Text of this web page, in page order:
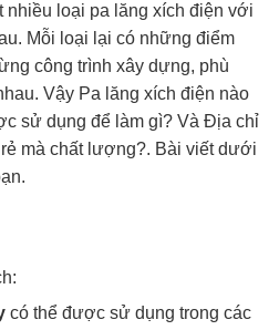
nhiều loại pa lăng xích điện với
Mỗi loại lại có những điểm
công trình xây dựng, phù
Vậy Pa lăng xích điện nào
sử dụng để làm gì? Và Địa chỉ
mà chất lượng?. Bài viết dưới
có thể được sử dụng trong các